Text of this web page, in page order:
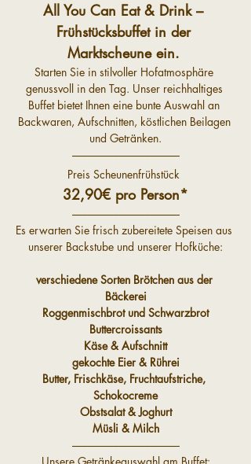
All You Can Eat & Drink –
Frühstücksbuffet in der
Marktscheune ein.
Starten Sie in stilvoller Hofatmosphäre
genussvoll in den Tag. Unser reichhaltiges
Buffet bietet Ihnen eine bunte Auswahl an
Backwaren, Aufschnitten, köstlichen Beilagen
und Getränken.
–––––––––––––––––––––––––––
Preis Scheunenfrühstück
32,90€ pro Person*
–––––––––––––––––––––––––––
Es erwarten Sie frisch zubereitete Speisen aus
unserer Backstube und unserer Hofküche:
verschiedene Sorten Brötchen aus der
Bäckerei
Roggenmischbrot und Schwarzbrot
Buttercroissants
Käse & Aufschnitt
gekochte Eier & Rührei
Butter, Frischkäse, Fruchtaufstriche,
Schokocreme
Obstsalat & Joghurt
Müsli & Milch
–––––––––––––––––––––––––––